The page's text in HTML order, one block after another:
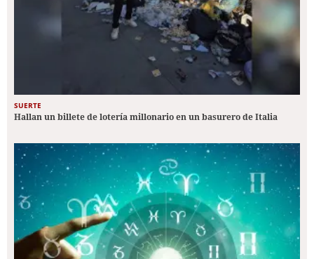
SUERTE
Hallan un billete de lotería millonario en un basurero de Italia